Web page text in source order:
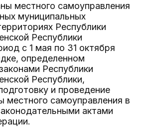
местного самоуправления
муниципальных
Республики
Республики
с 1 мая по 31 октября
определенном
Республики
Республики,
и проведение
местного самоуправления в
актами